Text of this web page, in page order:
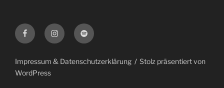
FacebookInstagramSpotify
Impressum & Datenschutzerklärung
Stolz präsentiert von
WordPress